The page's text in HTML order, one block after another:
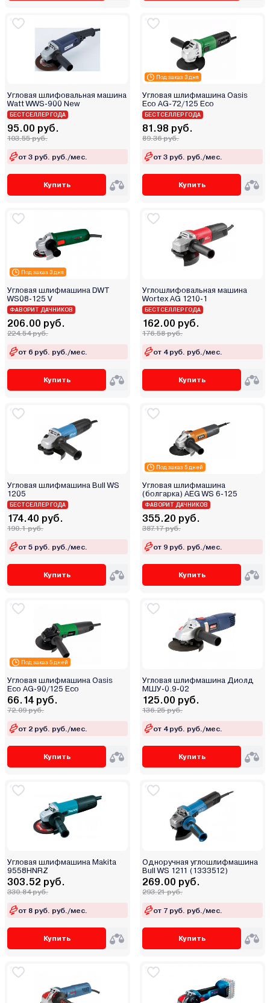
Stern Austria
Sthor
Stromo
TEH
Tesla
Thorvik
Torker
TOTAL
Toua
Tundra
Watt
WMC Tools
Worb
Wortex
Worx
Wumax (Wurth)
Yato
Yiwu
Zitrek
БелМаш
Витязь
Вихрь
Дифмаш
Зубр
Инстар
Интерскол
Калибр
Кратон
Ротор
СОЮЗ
Ставр
Фиолент
Энгельс
Энергомаш
Энергопром
Энкор
Угловая шлифовальная машина
Watt WWS-900 New
БЕСТСЕЛЛЕР ГОДА
95.00 руб.
103.55 руб.
от 3 руб. руб./мес.
Купить
Под заказ 3 дня
Угловая шлифмашина Oasis
Eco AG-72/125 Eco
БЕСТСЕЛЛЕР ГОДА
81.98 руб.
89.36 руб.
от 3 руб. руб./мес.
Купить
Под заказ 3 дня
Угловая шлифмашина DWT
WS08-125 V
ФАВОРИТ ДАЧНИКОВ
206.00 руб.
224.54 руб.
от 6 руб. руб./мес.
Купить
Углошлифовальная машина
Wortex AG 1210-1
БЕСТСЕЛЛЕР ГОДА
162.00 руб.
176.58 руб.
от 4 руб. руб./мес.
Купить
Угловая шлифмашина Bull WS
1205
БЕСТСЕЛЛЕР ГОДА
174.40 руб.
190.1 руб.
от 5 руб. руб./мес.
Купить
Под заказ 5 дней
Угловая шлифмашина
(болгарка) AEG WS 6-125
ФАВОРИТ ДАЧНИКОВ
355.20 руб.
387.17 руб.
от 9 руб. руб./мес.
Купить
Под заказ 5 дней
Угловая шлифмашина Oasis
Eco AG-90/125 Eco
66.14 руб.
72.09 руб.
от 2 руб. руб./мес.
Купить
Угловая шлифмашина Диолд
МШУ-0.9-02
125.00 руб.
136.25 руб.
от 4 руб. руб./мес.
Купить
Угловая шлифмашина Makita
9558HNRZ
303.52 руб.
330.84 руб.
от 8 руб. руб./мес.
Купить
Одноручная углошлифмашина
Bull WS 1211 (1333512)
269.00 руб.
293.21 руб.
от 7 руб. руб./мес.
Купить